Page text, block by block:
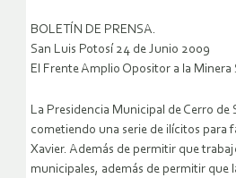
BOLETÍN DE PRENSA.
San Luis Potosí 24 de Junio 2009
El Frente Amplio Opositor a la Minera
La Presidencia Municipal de Cerro de
cometiendo una serie de ilícitos para
Xavier. Además de permitir que
municipales, además de permitir que